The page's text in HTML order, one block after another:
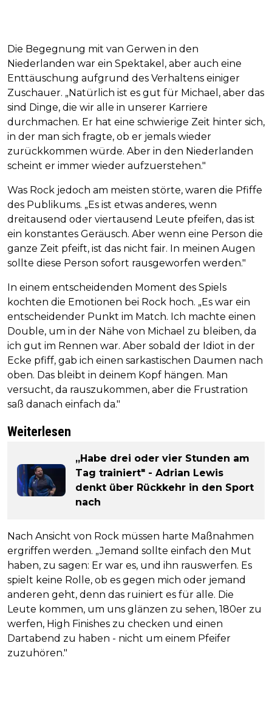
Die Begegnung mit van Gerwen in den
Niederlanden war ein Spektakel, aber auch eine
Enttäuschung aufgrund des Verhaltens einiger
Zuschauer. „Natürlich ist es gut für Michael, aber das
sind Dinge, die wir alle in unserer Karriere
durchmachen. Er hat eine schwierige Zeit hinter sich,
in der man sich fragte, ob er jemals wieder
zurückkommen würde. Aber in den Niederlanden
scheint er immer wieder aufzuerstehen."
Was Rock jedoch am meisten störte, waren die Pfiffe
des Publikums. „Es ist etwas anderes, wenn
dreitausend oder viertausend Leute pfeifen, das ist
ein konstantes Geräusch. Aber wenn eine Person die
ganze Zeit pfeift, ist das nicht fair. In meinen Augen
sollte diese Person sofort rausgeworfen werden."
In einem entscheidenden Moment des Spiels
kochten die Emotionen bei Rock hoch. „Es war ein
entscheidender Punkt im Match. Ich machte einen
Double, um in der Nähe von Michael zu bleiben, da
ich gut im Rennen war. Aber sobald der Idiot in der
Ecke pfiff, gab ich einen sarkastischen Daumen nach
oben. Das bleibt in deinem Kopf hängen. Man
versucht, da rauszukommen, aber die Frustration
saß danach einfach da."
Weiterlesen
„Habe drei oder vier Stunden am
Tag trainiert" - Adrian Lewis
denkt über Rückkehr in den Sport
nach
Nach Ansicht von Rock müssen harte Maßnahmen
ergriffen werden. „Jemand sollte einfach den Mut
haben, zu sagen: Er war es, und ihn rauswerfen. Es
spielt keine Rolle, ob es gegen mich oder jemand
anderen geht, denn das ruiniert es für alle. Die
Leute kommen, um uns glänzen zu sehen, 180er zu
werfen, High Finishes zu checken und einen
Dartabend zu haben - nicht um einem Pfeifer
zuzuhören."